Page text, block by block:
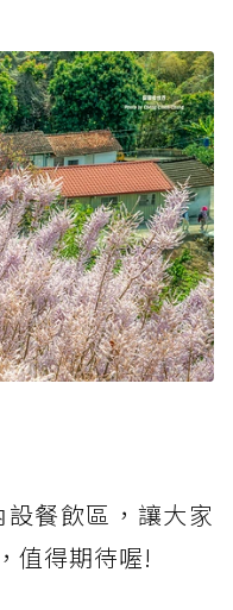
餐飲區，讓大家
值得期待喔!